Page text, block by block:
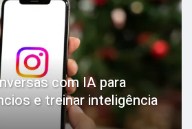
com IA para
e treinar inteligência